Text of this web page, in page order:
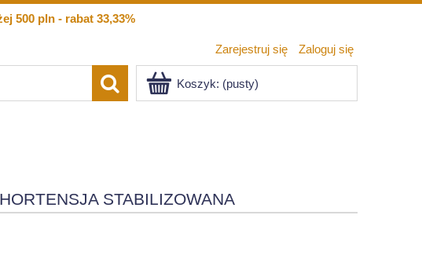
500 pln - rabat 33,33%
Zarejestruj się Zaloguj się
Koszyk: (pusty)
HORTENSJA STABILIZOWANA